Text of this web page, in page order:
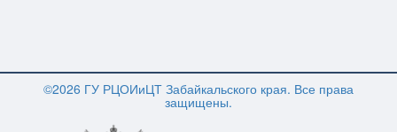
©2026 ГУ РЦОИиЦТ Забайкальского края. Все права
защищены.